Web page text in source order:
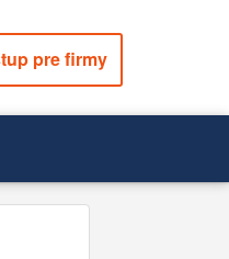
pre firmy